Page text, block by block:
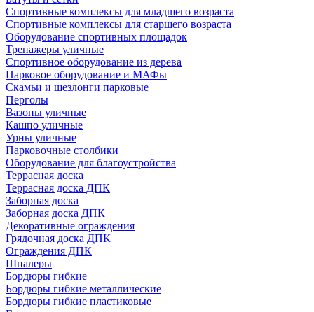
Спортивные комплексы для младшего возраста
Спортивные комплексы для старшего возраста
Оборудование спортивных площадок
Тренажеры уличные
Спортивное оборудование из дерева
Парковое оборудование и МАФы
Скамьи и шезлонги парковые
Перголы
Вазоны уличные
Кашпо уличные
Урны уличные
Парковочные столбики
Оборудование для благоустройства
Террасная доска
Террасная доска ДПК
Заборная доска
Заборная доска ДПК
Декоративные ограждения
Грядочная доска ДПК
Ограждения ДПК
Шпалеры
Бордюры гибкие
Бордюры гибкие металлические
Бордюры гибкие пластиковые